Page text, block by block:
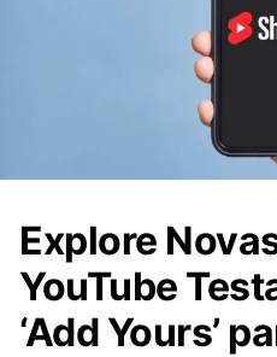
Explore
YouTube
‘Add Yours’